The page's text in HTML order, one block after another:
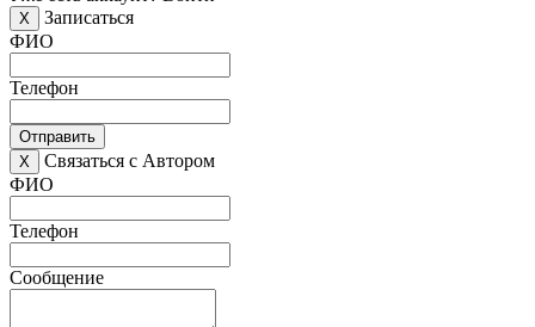
X
Записаться
ФИО
Телефон
Отправить
X
Связаться с Автором
ФИО
Телефон
Сообщение